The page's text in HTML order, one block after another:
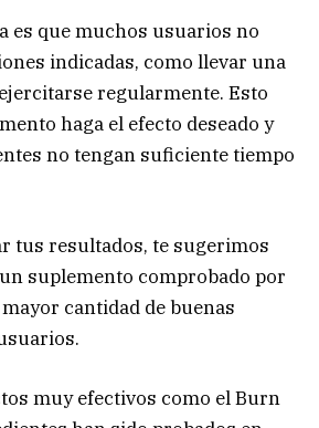
es que muchos usuarios no
indicadas, como llevar una
regularmente. Esto
haga el efecto deseado y
no tengan suficiente tiempo
tus resultados, te sugerimos
suplemento comprobado por
cantidad de buenas
muy efectivos como el Burn